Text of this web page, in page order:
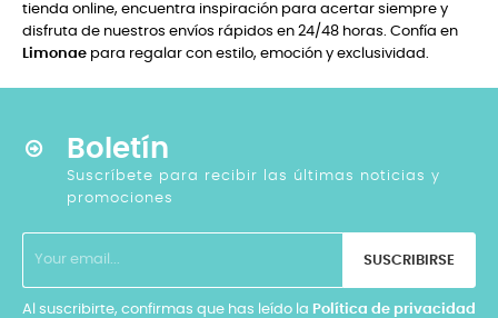
tienda online, encuentra inspiración para acertar siempre y
disfruta de nuestros envíos rápidos en 24/48 horas. Confía en
Limonae para regalar con estilo, emoción y exclusividad.
Boletín
Suscríbete para recibir las últimas noticias y
promociones
SUSCRIBIRSE
Al suscribirte, confirmas que has leído la Política de privacidad